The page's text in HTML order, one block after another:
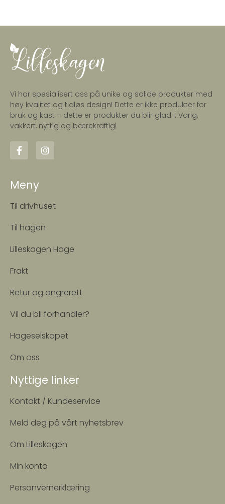
Vi har spesialisert oss på unike og solide produkter med
høy kvalitet og tidløs design! Dette er ikke produkter for
bruk og kast – dette er produkter du blir glad i. Varig,
vakkert, nyttig og bærekraftig!
Meny
Til drivhuset
Til hagen
Lilleskagen Hage
Frakt
Retur og angrerett
Vil du bli forhandler?
Hageselskapet
Om oss
Nyttige linker
Kontakt / Kundeservice
Meld deg på vårt nyhetsbrev
Om Lilleskagen
Min konto
Personvernerklæring